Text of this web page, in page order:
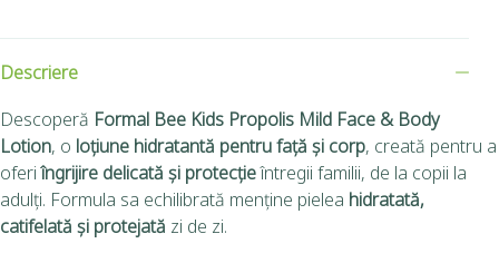
Descriere
Descoperă Formal Bee Kids Propolis Mild Face & Body
Lotion, o loțiune hidratantă pentru față și corp, creată pentru a
oferiîngrijire delicată și protecțieîntregii familii, de la copii la
adulți. Formula sa echilibrată menține pielea hidratată,
catifelată și protejată zi de zi.